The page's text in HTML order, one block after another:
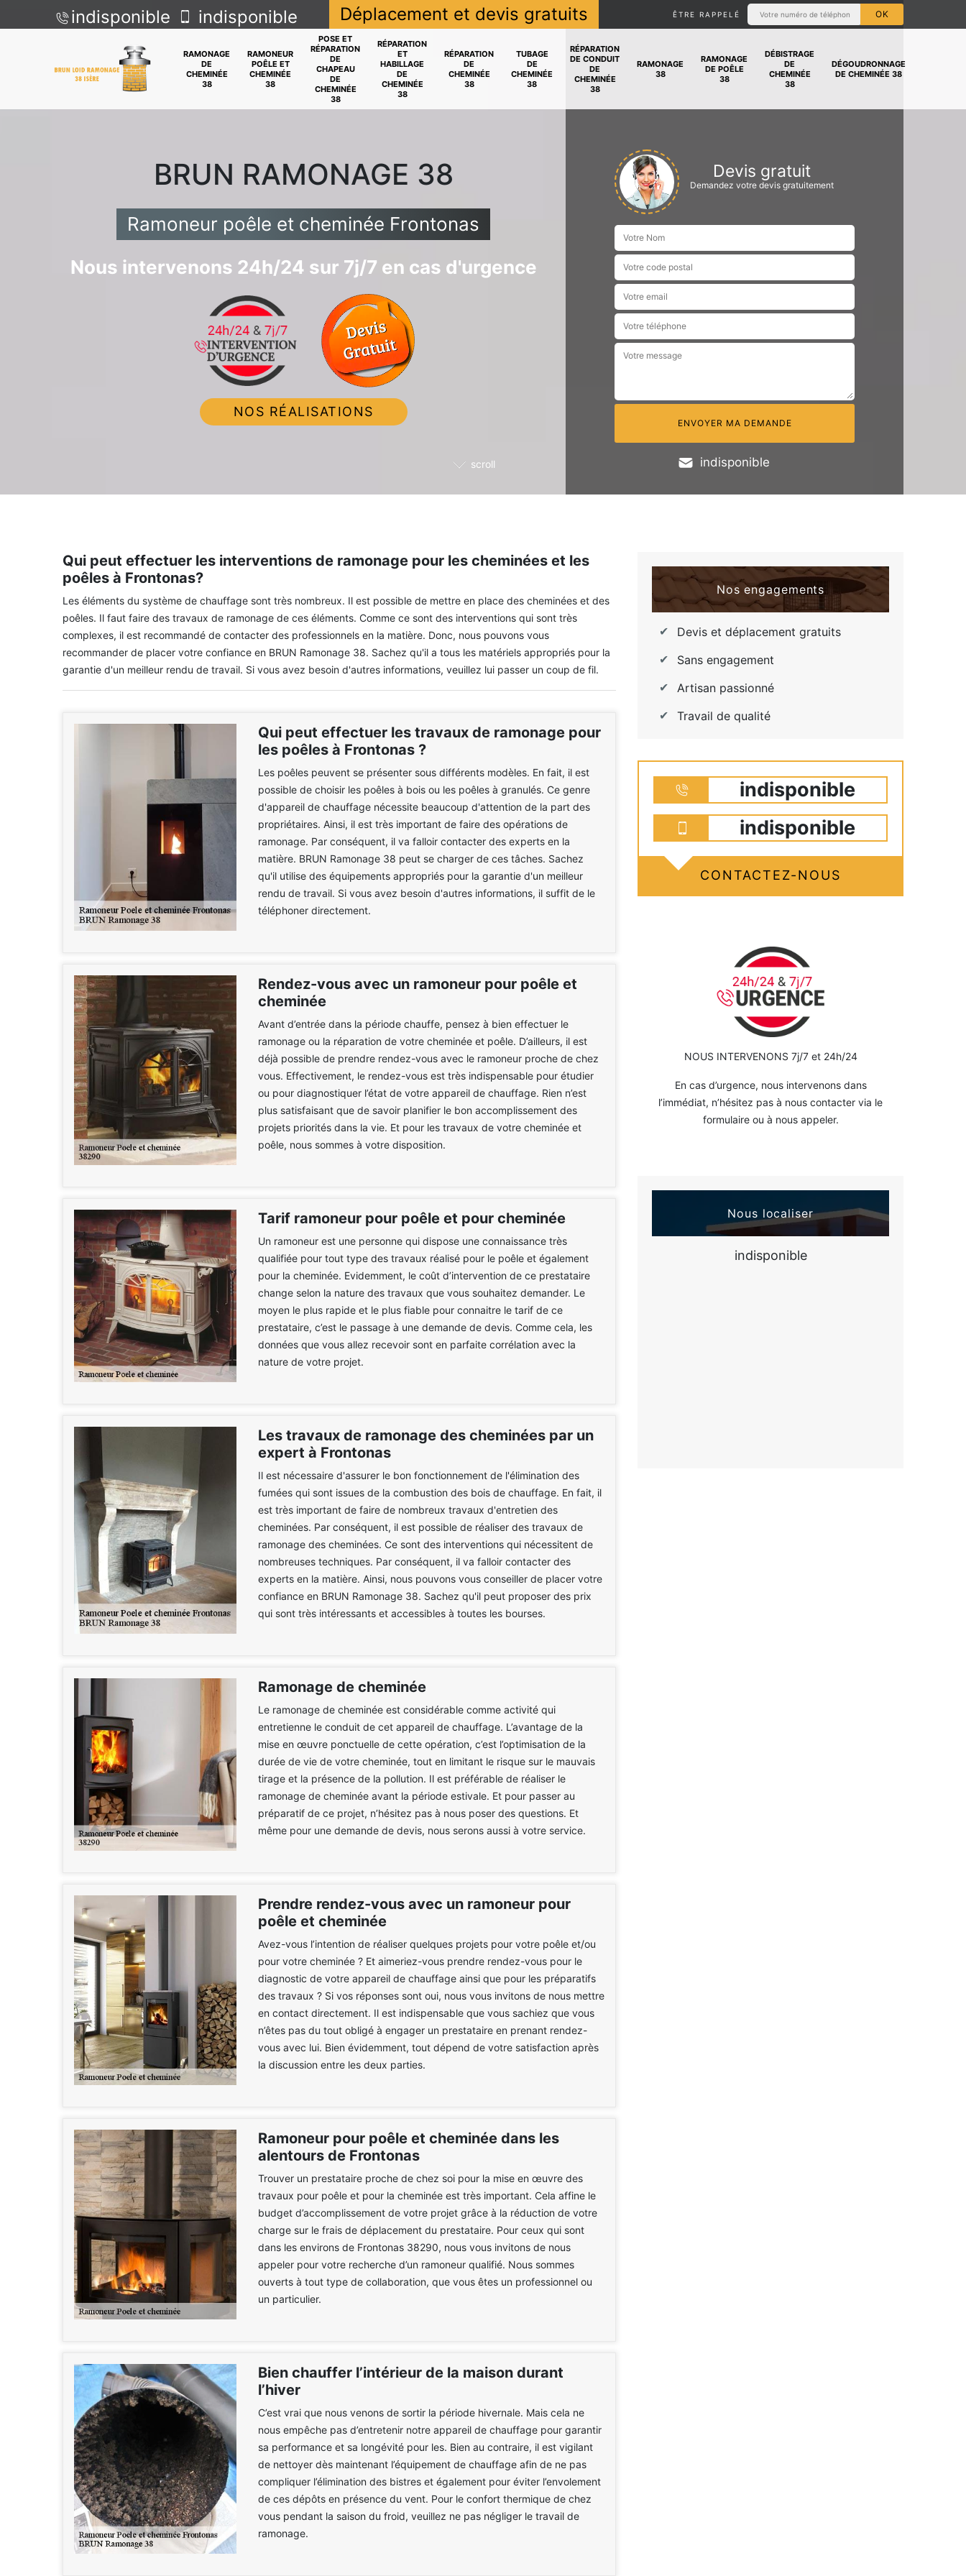
indisponible indisponible Déplacement et devis gratuits ÊTRE RAPPELÉ
RAMONAGE
DE
CHEMINÉE
38
RAMONEUR
POÊLE ET
CHEMINÉE
38
POSE ET
RÉPARATION
DE
CHAPEAU
DE
CHEMINÉE
38
RÉPARATION
ET
HABILLAGE
DE
CHEMINÉE
38
RÉPARATION
DE
CHEMINÉE
38
TUBAGE
DE
CHEMINÉE
38
RÉPARATION
DE CONDUIT
DE
CHEMINÉE
38
RAMONAGE
38
RAMONAGE
DE POÊLE
38
DÉBISTRAGE
DE
CHEMINÉE
38
DÉGOUDRONNAGE
DE CHEMINÉE 38
scroll
BRUN RAMONAGE 38
Ramoneur poêle et cheminée Frontonas
Nous intervenons 24h/24 sur 7j/7 en cas d'urgence
NOS RÉALISATIONS
Devis gratuit
Demandez votre devis gratuitement
indisponible
Qui peut effectuer les interventions de ramonage pour les cheminées et les
poêles à Frontonas?
Les éléments du système de chauffage sont très nombreux. Il est possible de mettre en place des cheminées et des
poêles. Il faut faire des travaux de ramonage de ces éléments. Comme ce sont des interventions qui sont très
complexes, il est recommandé de contacter des professionnels en la matière. Donc, nous pouvons vous
recommander de placer votre confiance en BRUN Ramonage 38. Sachez qu'il a tous les matériels appropriés pour la
garantie d'un meilleur rendu de travail. Si vous avez besoin d'autres informations, veuillez lui passer un coup de fil.
Qui peut effectuer les travaux de ramonage pour
les poêles à Frontonas ?
Les poêles peuvent se présenter sous différents modèles. En fait, il est
possible de choisir les poêles à bois ou les poêles à granulés. Ce genre
d'appareil de chauffage nécessite beaucoup d'attention de la part des
propriétaires. Ainsi, il est très important de faire des opérations de
ramonage. Par conséquent, il va falloir contacter des experts en la
matière. BRUN Ramonage 38 peut se charger de ces tâches. Sachez
qu'il utilise des équipements appropriés pour la garantie d'un meilleur
rendu de travail. Si vous avez besoin d'autres informations, il suffit de le
téléphoner directement.
Rendez-vous avec un ramoneur pour poêle et
cheminée
Avant d’entrée dans la période chauffe, pensez à bien effectuer le
ramonage ou la réparation de votre cheminée et poêle. D’ailleurs, il est
déjà possible de prendre rendez-vous avec le ramoneur proche de chez
vous. Effectivement, le rendez-vous est très indispensable pour étudier
ou pour diagnostiquer l’état de votre appareil de chauffage. Rien n’est
plus satisfaisant que de savoir planifier le bon accomplissement des
projets priorités dans la vie. Et pour les travaux de votre cheminée et
poêle, nous sommes à votre disposition.
Tarif ramoneur pour poêle et pour cheminée
Un ramoneur est une personne qui dispose une connaissance très
qualifiée pour tout type des travaux réalisé pour le poêle et également
pour la cheminée. Evidemment, le coût d’intervention de ce prestataire
change selon la nature des travaux que vous souhaitez demander. Le
moyen le plus rapide et le plus fiable pour connaitre le tarif de ce
prestataire, c’est le passage à une demande de devis. Comme cela, les
données que vous allez recevoir sont en parfaite corrélation avec la
nature de votre projet.
Les travaux de ramonage des cheminées par un
expert à Frontonas
Il est nécessaire d'assurer le bon fonctionnement de l'élimination des
fumées qui sont issues de la combustion des bois de chauffage. En fait, il
est très important de faire de nombreux travaux d'entretien des
cheminées. Par conséquent, il est possible de réaliser des travaux de
ramonage des cheminées. Ce sont des interventions qui nécessitent de
nombreuses techniques. Par conséquent, il va falloir contacter des
experts en la matière. Ainsi, nous pouvons vous conseiller de placer votre
confiance en BRUN Ramonage 38. Sachez qu'il peut proposer des prix
qui sont très intéressants et accessibles à toutes les bourses.
Ramonage de cheminée
Le ramonage de cheminée est considérable comme activité qui
entretienne le conduit de cet appareil de chauffage. L’avantage de la
mise en œuvre ponctuelle de cette opération, c’est l’optimisation de la
durée de vie de votre cheminée, tout en limitant le risque sur le mauvais
tirage et la présence de la pollution. Il est préférable de réaliser le
ramonage de cheminée avant la période estivale. Et pour passer au
préparatif de ce projet, n’hésitez pas à nous poser des questions. Et
même pour une demande de devis, nous serons aussi à votre service.
Prendre rendez-vous avec un ramoneur pour
poêle et cheminée
Avez-vous l’intention de réaliser quelques projets pour votre poêle et/ou
pour votre cheminée ? Et aimeriez-vous prendre rendez-vous pour le
diagnostic de votre appareil de chauffage ainsi que pour les préparatifs
des travaux ? Si vos réponses sont oui, nous vous invitons de nous mettre
en contact directement. Il est indispensable que vous sachiez que vous
n’êtes pas du tout obligé à engager un prestataire en prenant rendez-
vous avec lui. Bien évidemment, tout dépend de votre satisfaction après
la discussion entre les deux parties.
Ramoneur pour poêle et cheminée dans les
alentours de Frontonas
Trouver un prestataire proche de chez soi pour la mise en œuvre des
travaux pour poêle et pour la cheminée est très important. Cela affine le
budget d’accomplissement de votre projet grâce à la réduction de votre
charge sur le frais de déplacement du prestataire. Pour ceux qui sont
dans les environs de Frontonas 38290, nous vous invitons de nous
appeler pour votre recherche d’un ramoneur qualifié. Nous sommes
ouverts à tout type de collaboration, que vous êtes un professionnel ou
un particulier.
Bien chauffer l’intérieur de la maison durant
l’hiver
C’est vrai que nous venons de sortir la période hivernale. Mais cela ne
nous empêche pas d’entretenir notre appareil de chauffage pour garantir
sa performance et sa longévité pour les. Bien au contraire, il est vigilant
de nettoyer dès maintenant l’équipement de chauffage afin de ne pas
compliquer l’élimination des bistres et également pour éviter l’envolement
de ces dépôts en présence du vent. Pour le confort thermique de chez
vous pendant la saison du froid, veuillez ne pas négliger le travail de
ramonage.
Nos engagements
Devis et déplacement gratuits
Sans engagement
Artisan passionné
Travail de qualité
indisponible
indisponible
CONTACTEZ-NOUS
NOUS INTERVENONS 7j/7 et 24h/24
En cas d’urgence, nous intervenons dans
l’immédiat, n’hésitez pas à nous contacter via le
formulaire ou à nous appeler.
Nous localiser
indisponible